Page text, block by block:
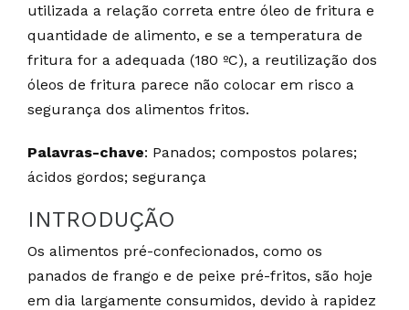
utilizada a relação correta entre óleo de fritura e
quantidade de alimento, e se a temperatura de
fritura for a adequada (180 ºC), a reutilização dos
óleos de fritura parece não colocar em risco a
segurança dos alimentos fritos.
Palavras-chave: Panados; compostos polares;
ácidos gordos; segurança
INTRODUÇÃO
Os alimentos pré-confecionados, como os
panados de frango e de peixe pré-fritos, são hoje
em dia largamente consumidos, devido à rapidez